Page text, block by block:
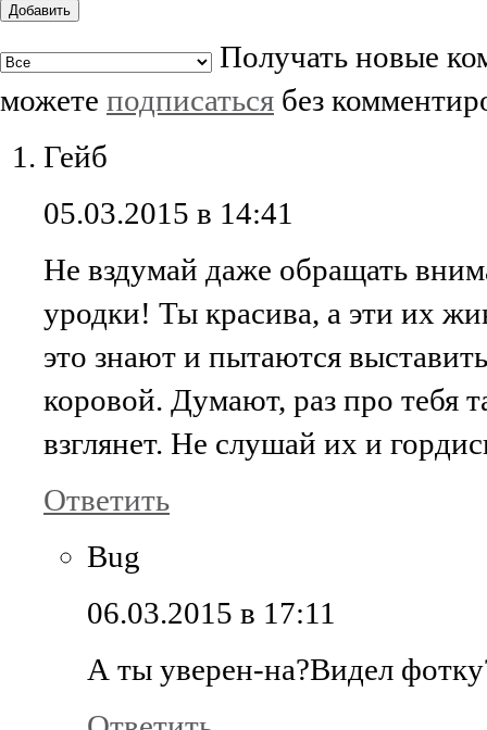
Добавить
Получать новые
можете подписаться без
Гейб
05.03.2015 в 14:41
Не вздумай даже обращать
уродки! Ты красива, а эти их
это знают и пытаются
коровой. Думают, раз про тебя
взглянет. Не слушай их и
Ответить
Bug
06.03.2015 в 17:11
А ты уверен-на?Видел